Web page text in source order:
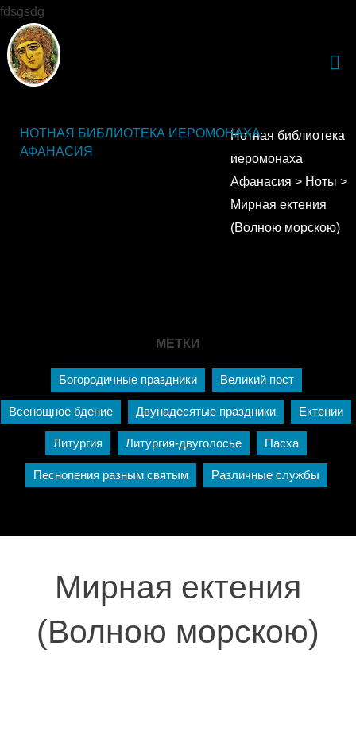
fdsgsdg
НОТНАЯ БИБЛИОТЕКА ИЕРОМОНАХА
АФАНАСИЯ
Нотная библиотека
иеромонаха
Афанасия > Ноты >
Мирная ектения
(Волною морскою)
МЕТКИ
Богородичные праздники Великий пост
Всенощное бдение Двунадесятые праздники Ектении
Литургия Литургия-двуголосье Пасха
Песнопения разным святым Различные службы
Мирная ектения
(Волною морскою)